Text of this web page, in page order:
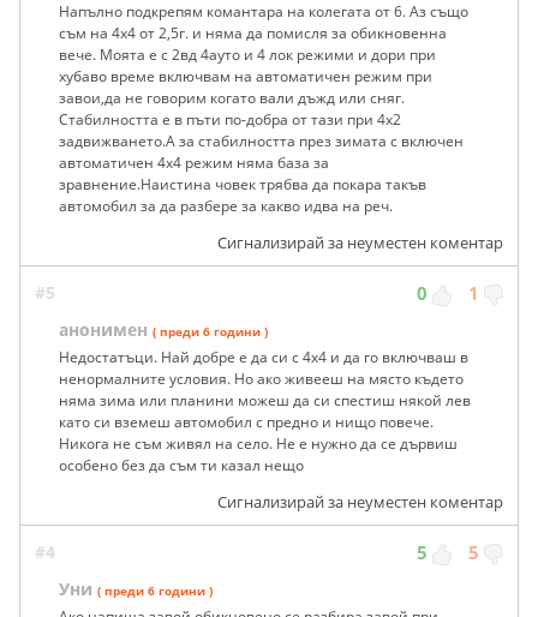
Напълно подкрепям комантара на колегата от 6. Аз също
съм на 4х4 от 2,5г. и няма да помисля за обикновенна
вече. Моята е с 2вд 4ауто и 4 лок режими и дори при
хубаво време включвам на автоматичен режим при
завои,да не говорим когато вали дъжд или сняг.
Стабилността е в пъти по-добра от тази при 4х2
задвижването.А за стабилността през зимата с включен
автоматичен 4х4 режим няма база за
зравнение.Наистина човек трябва да покара такъв
автомобил за да разбере за какво идва на реч.
Сигнализирай за неуместен коментар
#5 0 1
анонимен ( преди 6 години )
Недостатъци. Най добре е да си с 4x4 и да го включваш в
ненормалните условия. Но ако живееш на място където
няма зима или планини можеш да си спестиш някой лев
като си вземеш автомобил с предно и нищо повече.
Никога не съм живял на село. Не е нужно да се дървиш
особено без да съм ти казал нещо
Сигнализирай за неуместен коментар
#4 5 5
Уни ( преди 6 години )